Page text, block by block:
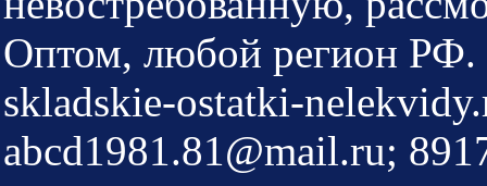
Оптом, любой регион
skladskie-ostatki-
abcd1981.81@mail.ru;